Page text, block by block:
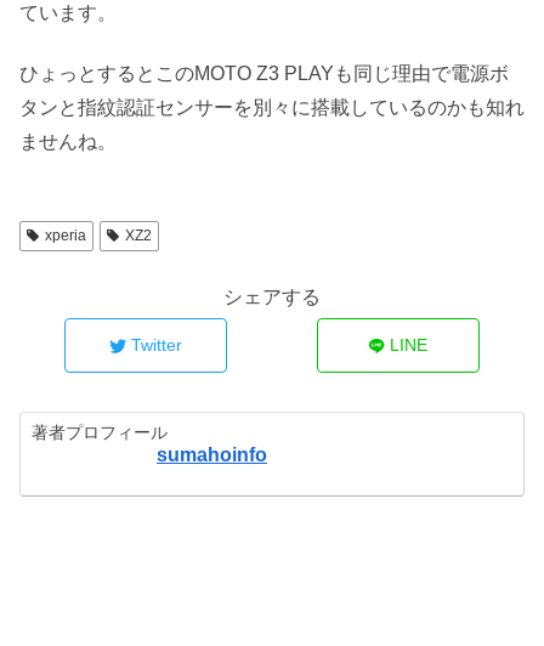
ています。
ひょっとするとこのMOTO Z3 PLAYも同じ理由で電源ボ
タンと指紋認証センサーを別々に搭載しているのかも知れ
ませんね。
xperia XZ2
シェアする
Twitter LINE
著者プロフィール
sumahoinfo